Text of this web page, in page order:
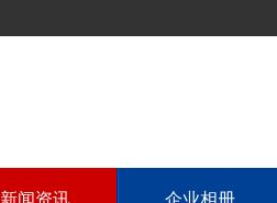
新闻资讯 企业相册